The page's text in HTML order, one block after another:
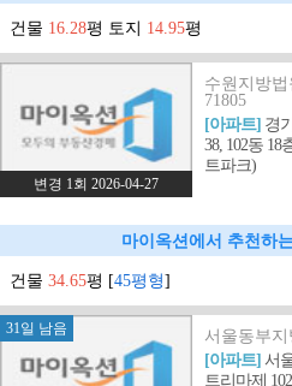
건물 16.28평 토지 14.95평
변경 1회 2026-04-27
수원지방
71805
[아파트] 경
38, 102동
트파크)
마이옥션에서 추천하
건물 34.65평 [45평형]
31일 남음
서울동부지
[아파트]서
트리마제